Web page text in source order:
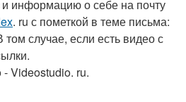
информацию о себе на почту
. ru с пометкой в теме письма:
случае, если есть видео с
Videostudio. ru.